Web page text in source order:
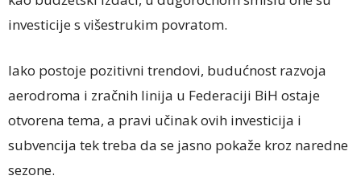
investicije s višestrukim povratom.
Iako postoje pozitivni trendovi, budućnost razvoja
aerodroma i zračnih linija u Federaciji BiH ostaje
otvorena tema, a pravi učinak ovih investicija i
subvencija tek treba da se jasno pokaže kroz naredne
sezone.